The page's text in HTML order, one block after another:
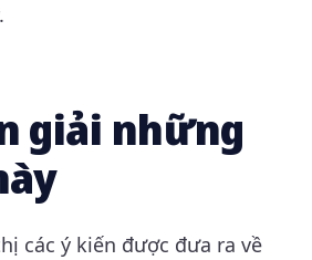
giải những
các ý kiến được đưa ra về